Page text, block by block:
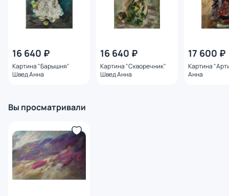
16 640 ₽
Картина "Барышня"
Швед Анна
16 640 ₽
Картина "Скворечник"
Швед Анна
17 600 ₽
Картина
Анна
Вы просматривали